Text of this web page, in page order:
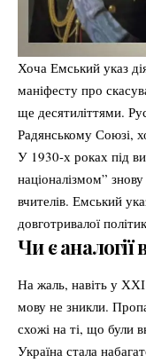
Хоча Емський указ
маніфесту про
ще десятиліттями.
Радянському Союзі,
У 1930-х роках під
націоналізмом”
вчителів. Емський
довготривалої
Чи є аналогії
На жаль, навіть у
мову не зникли.
схожі на ті, що були
Україна стала